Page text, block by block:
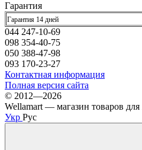
Гарантия
Гарантия 14 дней
044 247-10-69
098 354-40-75
050 388-47-98
093 170-23-27
Контактная информация
Полная версия сайта
© 2012—2026
Wellamart — магазин товаров
Укр Рус